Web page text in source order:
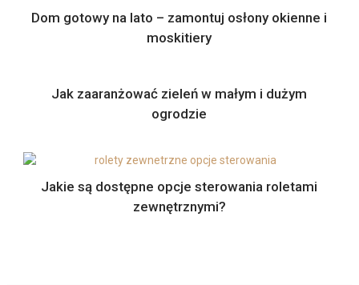
Dom gotowy na lato – zamontuj osłony okienne i
moskitiery
Jak zaaranżować zieleń w małym i dużym
ogrodzie
Jakie są dostępne opcje sterowania roletami
zewnętrznymi?